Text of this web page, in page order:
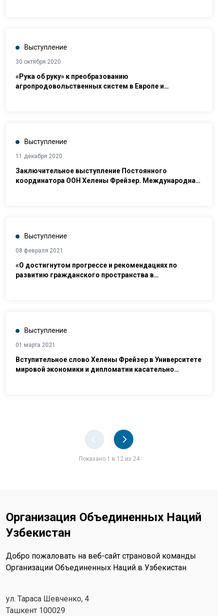
Выступление
30 октября 2020
«Рука об руку» к преобразованию
агропродовольственных систем в Европе и
Выступление
11 декабря 2020
Заключительное выступление Постоянного
координатора ООН Хелены Фрейзер. Международная
Выступление
08 февраля 2021
«О достигнутом прогрессе и рекомендациях по
развитию гражданского пространства в
Выступление
01 марта 2021
Вступительное слово Хелены Фрейзер в Университете
мировой экономики и дипломатии касательно
Показано 1 в 12 из 24
Организация Объединенных Наций
Узбекистан
Добро пожаловать на веб-сайт страновой команды
Организации Объединенных Наций в Узбекистан
ул. Тараса Шевченко, 4
Ташкент 100029